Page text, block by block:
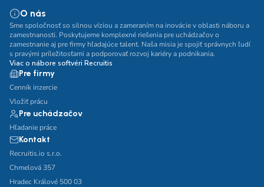
O nás
Sme spoločnosť so silnou víziou a zameraním na inovácie v oblasti náboru a
zamestnanosti. Poskytujeme komplexné riešenia pre uchádzačov o
zamestnanie aj pre firmy hľadajúce talent. Naša misia je spojiť správnych ľudí
s pravými príležitosťami a podporovať rozvoj kariéry a podnikania.
Viac o nábore softvéri Recruitis
Pre firmy
Cenník inzercie
Vložiť prácu
Pre uchádzačov
Hľadanie práce
Kontakt
Recruitis.io s.r.o.
Chmelová 357
Hradec Králové 500 03